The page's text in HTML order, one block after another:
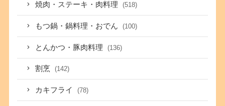
焼肉・ステーキ・肉料理 (518)
もつ鍋・鍋料理・おでん (100)
とんかつ・豚肉料理 (136)
割烹 (142)
カキフライ (78)